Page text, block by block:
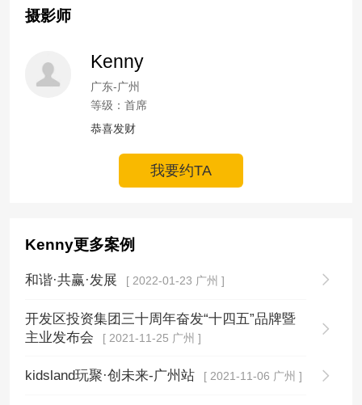
摄影师
Kenny
广东-广州
等级：首席
恭喜发财
我要约TA
Kenny更多案例
和谐·共赢·发展 [ 2022-01-23 广州 ]
开发区投资集团三十周年奋发“十四五”品牌暨
主业发布会
[ 2021-11-25 广州 ]
kidsland玩聚·创未来-广州站 [ 2021-11-06 广州 ]